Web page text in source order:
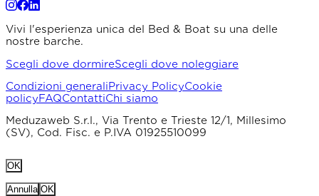
Vivi l'esperienza unica del Bed & Boat su una delle
nostre barche.
Scegli dove dormireScegli dove noleggiare
Condizioni generaliPrivacy PolicyCookie
policyFAQContattiChi siamo
Meduzaweb S.r.l., Via Trento e Trieste 12/1, Millesimo
(SV), Cod. Fisc. e P.IVA 01925510099
OK
Annulla OK